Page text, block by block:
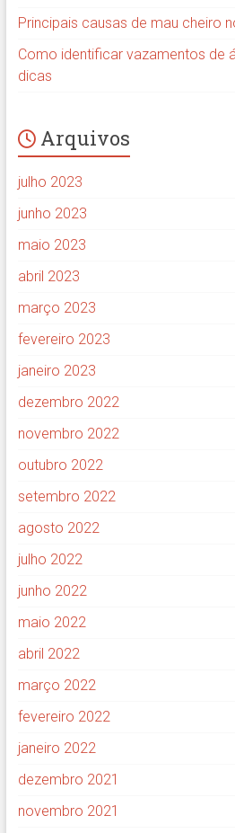
Principais causas de mau cheiro
Como identificar vazamentos de
dicas
Arquivos
julho 2023
junho 2023
maio 2023
abril 2023
março 2023
fevereiro 2023
janeiro 2023
dezembro 2022
novembro 2022
outubro 2022
setembro 2022
agosto 2022
julho 2022
junho 2022
maio 2022
abril 2022
março 2022
fevereiro 2022
janeiro 2022
dezembro 2021
novembro 2021